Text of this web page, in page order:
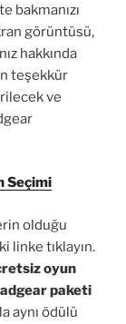
bakmanızı
görüntüsü,
hakkında
teşekkür
ve
Seçimi
olduğu
linke tıklayın.
oyun
paketi
aynı ödülü